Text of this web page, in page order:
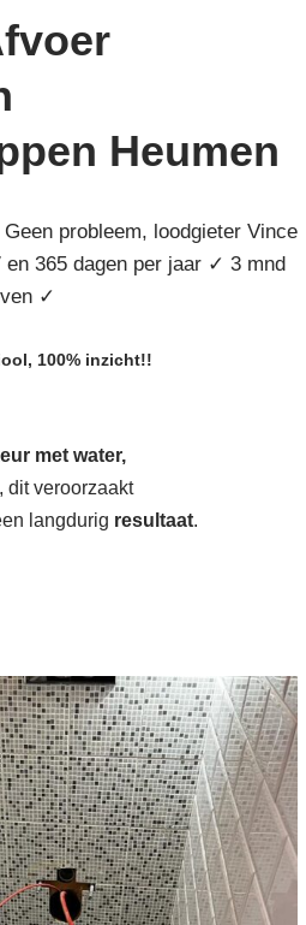
Heumen
probleem, loodgieter Vince
365 dagen per jaar ✓ 3 mnd
✓
100% inzicht!!
met water,
dit veroorzaakt
langdurig resultaat.